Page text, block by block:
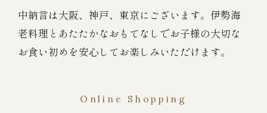
中納言は大阪、神戸、東京にございます。伊勢海
老料理とあたたかなおもてなしでお子様の大切な
お食い初めを安心してお楽しみいただけます。
Online Shopping